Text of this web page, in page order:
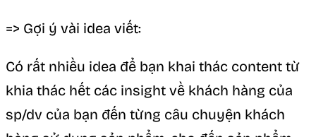
=> Gợi ý vài idea viết:
Có rất nhiều idea để bạn khai thác content từ
khia thác hết các insight về khách hàng của
sp/dv của bạn đến từng câu chuyện khách